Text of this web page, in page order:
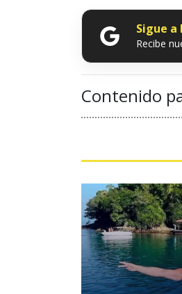
Sigue a
Recibe
Contenido